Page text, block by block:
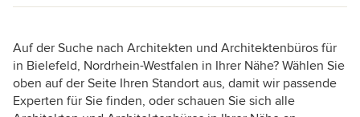
Auf der Suche nach Architekten und Architektenbüros für
in Bielefeld, Nordrhein-Westfalen in Ihrer Nähe? Wählen Sie
oben auf der Seite Ihren Standort aus, damit wir passende
Experten für Sie finden, oder schauen Sie sich alle